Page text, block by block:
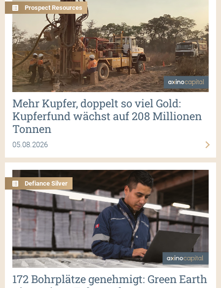
Prospect Resources
05.08.2026
Mehr Kupfer, doppelt so viel Gold:
Kupferfund wächst auf 208 Millionen
Tonnen
Defiance Silver
172 Bohrplätze genehmigt: Green Earth